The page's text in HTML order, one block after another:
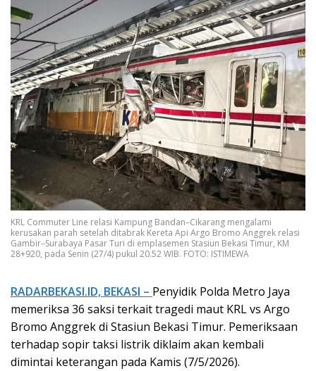
KRL Commuter Line relasi Kampung Bandan–Cikarang mengalami
kerusakan parah setelah ditabrak Kereta Api Argo Bromo Anggrek relasi
Gambir–Surabaya Pasar Turi di emplasemen Stasiun Bekasi Timur, KM
28+920, pada Senin (27/4) pukul 20.52 WIB. FOTO: ISTIMEWA
RADARBEKASI.ID, BEKASI – Penyidik Polda Metro Jaya
memeriksa 36 saksi terkait tragedi maut KRL vs Argo
Bromo Anggrek di Stasiun Bekasi Timur. Pemeriksaan
terhadap sopir taksi listrik diklaim akan kembali
dimintai keterangan pada Kamis (7/5/2026).